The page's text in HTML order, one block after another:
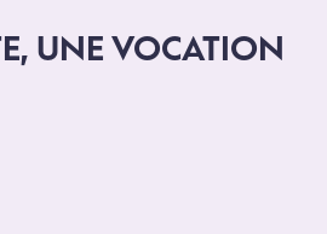
UNE VOCATION